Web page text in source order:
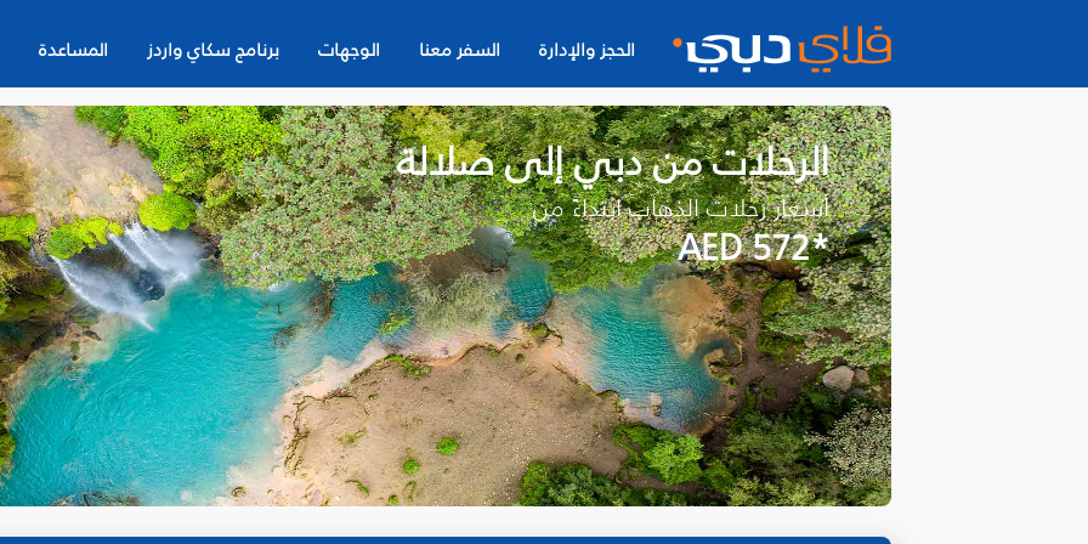
الحجز والإدارة السفر معنا الوجهات برنامج سكاي واردز المساعدة
الرحلات من دبي إلى صلالة
أسعار رحلات الذهاب ابتداءً من
*AED 572